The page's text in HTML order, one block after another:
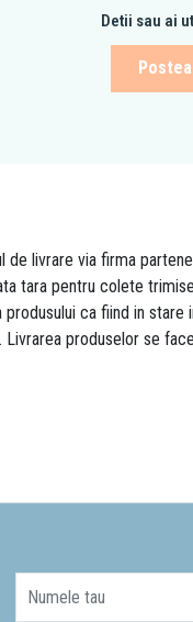
Detii sau ai
livrare via firma
tara pentru colete
ca fiind in
produselor se
Numele tau